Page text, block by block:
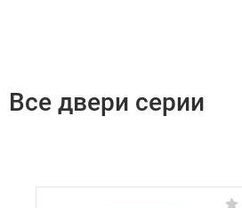
Все двери серии